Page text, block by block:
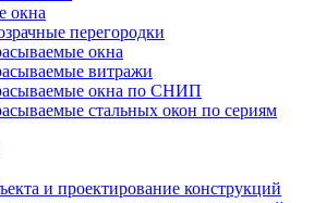
окна
перегородки
окна
витражи
окна по СНИП
стальных окон по сериям
и проектирование конструкций